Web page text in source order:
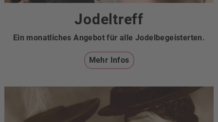
Jodeltreff
Ein monatliches Angebot für alle Jodelbegeisterten.
Mehr Infos